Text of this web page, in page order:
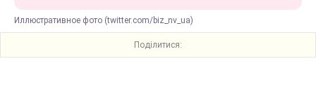
Иллюстративное фото (twitter.com/biz_nv_ua)
Поділитися: